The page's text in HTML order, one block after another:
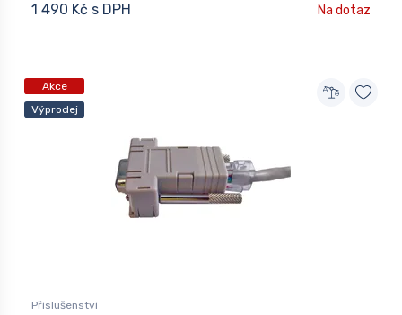
1 490 Kč s DPH Na dotaz
Akce
Výprodej
Příslušenství